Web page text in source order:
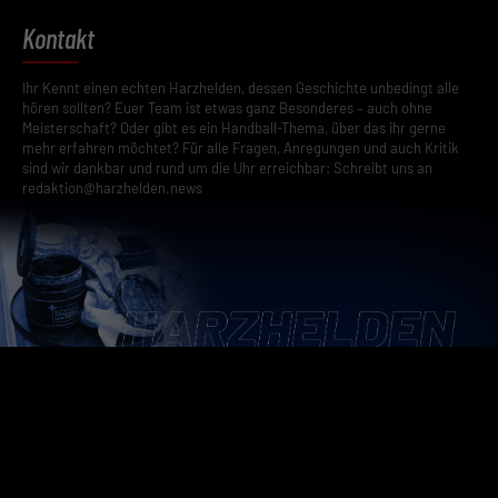
Kontakt
Ihr Kennt einen echten Harzhelden, dessen Geschichte unbedingt alle
hören sollten? Euer Team ist etwas ganz Besonderes – auch ohne
Meisterschaft? Oder gibt es ein Handball-Thema, über das ihr gerne
mehr erfahren möchtet? Für alle Fragen, Anregungen und auch Kritik
sind wir dankbar und rund um die Uhr erreichbar: Schreibt uns an
redaktion@harzhelden.news
Zurück
Datenschutzeinstellungen
Essenziell (2)
Essenzielle Cookies ermöglichen grundlegende Funktionen und sind für die
einwandfreie Funktion der Website erforderlich.